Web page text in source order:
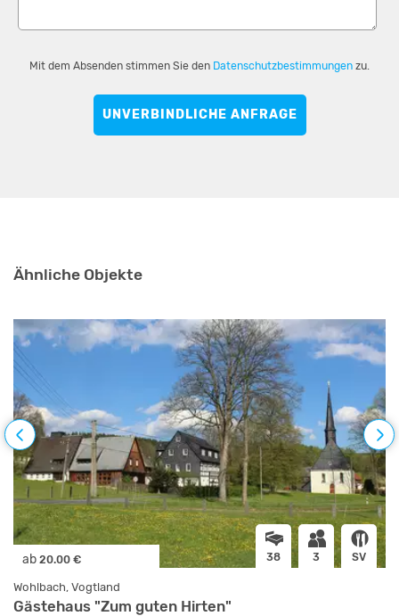
Mit dem Absenden stimmen Sie den Datenschutzbestimmungen zu.
UNVERBINDLICHE ANFRAGE
Ähnliche Objekte
ab 20.00 € 38 3 SV
Wohlbach, Vogtland
Gästehaus "Zum guten Hirten"